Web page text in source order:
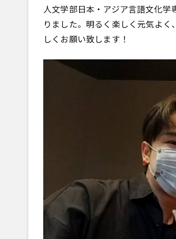
人文学部日本・アジア言語文化
りました。明るく楽しく元気よ
しくお願い致します！